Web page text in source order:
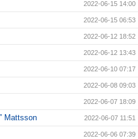
2022-06-15 14:00
2022-06-15 06:53
2022-06-12 18:52
2022-06-12 13:43
2022-06-10 07:17
2022-06-08 09:03
2022-06-07 18:09
Mattsson 2022-06-07 11:51
2022-06-06 07:39